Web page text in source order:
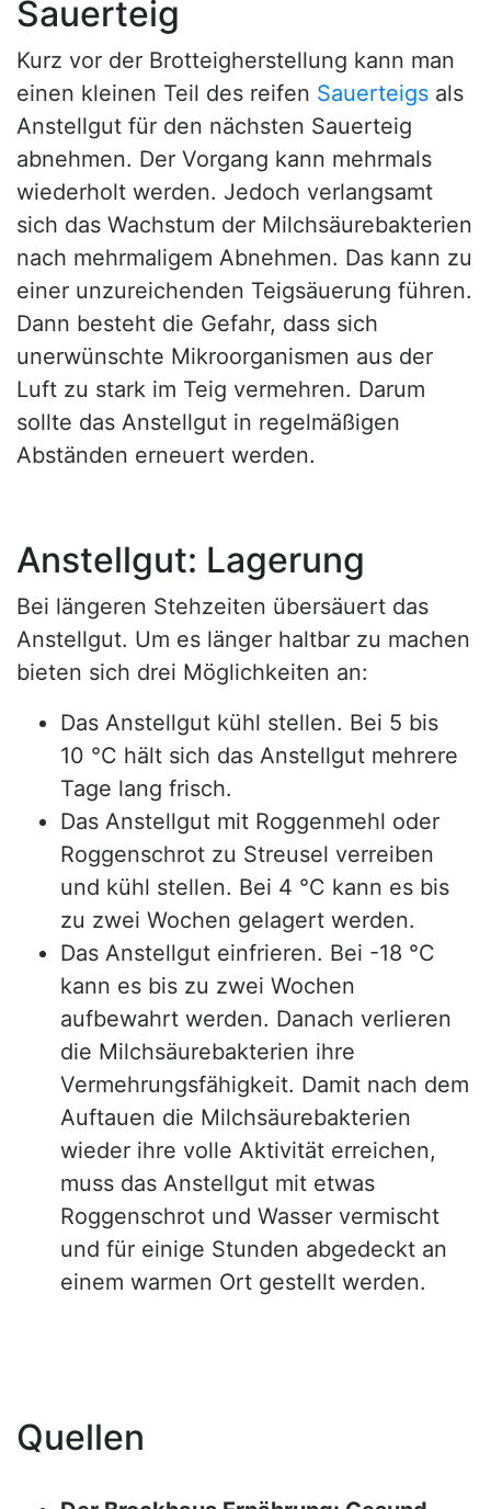
Sauerteig
Kurz vor der Brotteigherstellung kann man
einen kleinen Teil des reifen Sauerteigs als
Anstellgut für den nächsten Sauerteig
abnehmen. Der Vorgang kann mehrmals
wiederholt werden. Jedoch verlangsamt
sich das Wachstum der Milchsäurebakterien
nach mehrmaligem Abnehmen. Das kann zu
einer unzureichenden Teigsäuerung führen.
Dann besteht die Gefahr, dass sich
unerwünschte Mikroorganismen aus der
Luft zu stark im Teig vermehren. Darum
sollte das Anstellgut in regelmäßigen
Abständen erneuert werden.
Anstellgut: Lagerung
Bei längeren Stehzeiten übersäuert das
Anstellgut. Um es länger haltbar zu machen
bieten sich drei Möglichkeiten an:
Das Anstellgut kühl stellen. Bei 5 bis
10 °C hält sich das Anstellgut mehrere
Tage lang frisch.
Das Anstellgut mit Roggenmehl oder
Roggenschrot zu Streusel verreiben
und kühl stellen. Bei 4 °C kann es bis
zu zwei Wochen gelagert werden.
Das Anstellgut einfrieren. Bei -18 °C
kann es bis zu zwei Wochen
aufbewahrt werden. Danach verlieren
die Milchsäurebakterien ihre
Vermehrungsfähigkeit. Damit nach dem
Auftauen die Milchsäurebakterien
wieder ihre volle Aktivität erreichen,
muss das Anstellgut mit etwas
Roggenschrot und Wasser vermischt
und für einige Stunden abgedeckt an
einem warmen Ort gestellt werden.
Quellen